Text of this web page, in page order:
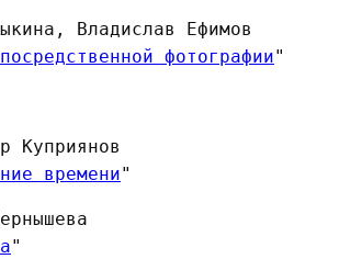
Владислав Ефимов
фотографии"
Куприянов
времени"
"